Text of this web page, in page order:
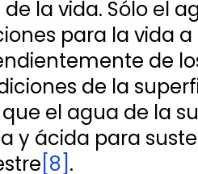
la vida. Sólo el
para la vida a
de
de la
el agua de la
y ácida para
[8] .